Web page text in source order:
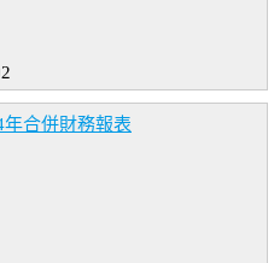
合併財務報表